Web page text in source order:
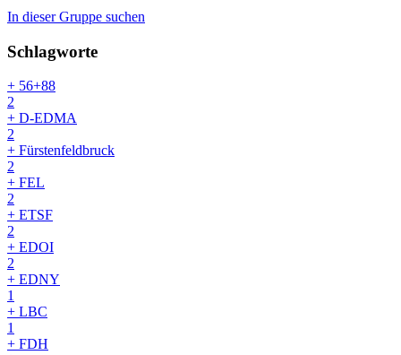
In dieser Gruppe suchen
Schlagworte
+ 56+88
2
+ D-EDMA
2
+ Fürstenfeldbruck
2
+ FEL
2
+ ETSF
2
+ EDOI
2
+ EDNY
1
+ LBC
1
+ FDH